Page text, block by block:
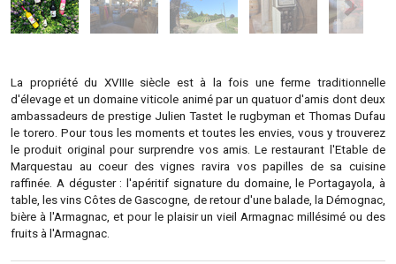
La propriété du XVIIIe siècle est à la fois une ferme traditionnelle
d'élevage et un domaine viticole animé par un quatuor d'amis dont deux
ambassadeurs de prestige Julien Tastet le rugbyman et Thomas Dufau
le torero. Pour tous les moments et toutes les envies, vous y trouverez
le produit original pour surprendre vos amis. Le restaurant l'Etable de
Marquestau au coeur des vignes ravira vos papilles de sa cuisine
raffinée. A déguster : l'apéritif signature du domaine, le Portagayola, à
table, les vins Côtes de Gascogne, de retour d'une balade, la Démognac,
bière à l'Armagnac, et pour le plaisir un vieil Armagnac millésimé ou des
fruits à l'Armagnac.